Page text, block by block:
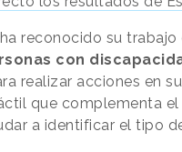
reconocido su
con
realizar acciones en
que complementa
a identificar el tipo